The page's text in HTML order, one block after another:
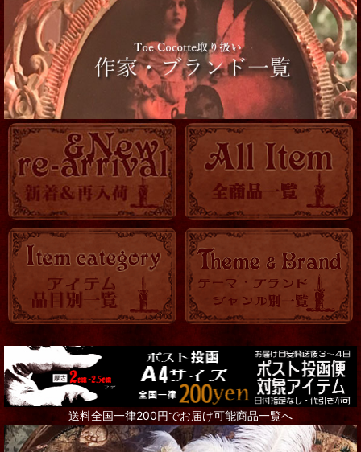
送料全国一律200円でお届け可能商品一覧へ